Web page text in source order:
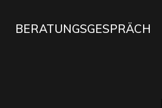
BERATUNGSGESPRÄCH